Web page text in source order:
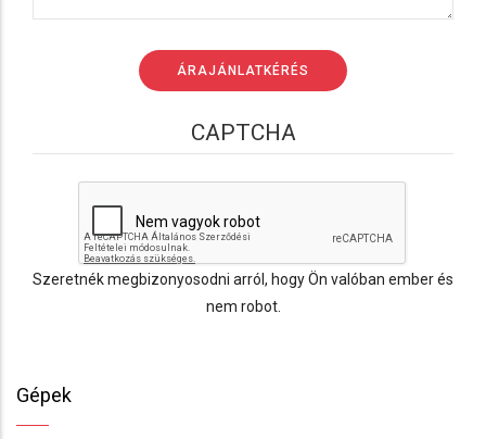
CAPTCHA
Szeretnék megbizonyosodni arról, hogy Ön valóban ember és
nem robot.
Gépek